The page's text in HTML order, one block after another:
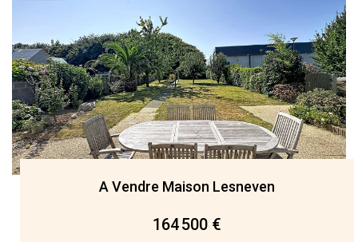
A Vendre Maison Lesneven
164 500 €